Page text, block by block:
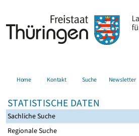
Home Kontakt Suche Newsletter
STATISTISCHE DATEN
Sachliche Suche
Regionale Suche